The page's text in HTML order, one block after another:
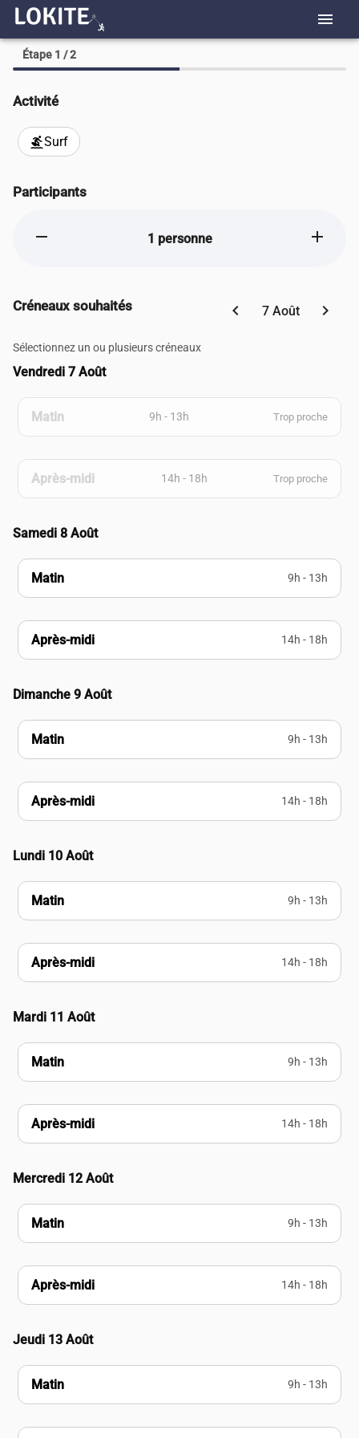
menu
Étape 1 / 2
Activité
surfingSurf
Participants
remove 1 personne add
Créneaux souhaités chevron_left 7 Août chevron_right
Sélectionnez un ou plusieurs créneaux
Vendredi 7 Août
Matin 9h - 13h Trop proche
Après-midi 14h - 18h Trop proche
Samedi 8 Août
Matin 9h - 13h
Après-midi 14h - 18h
Dimanche 9 Août
Matin 9h - 13h
Après-midi 14h - 18h
Lundi 10 Août
Matin 9h - 13h
Après-midi 14h - 18h
Mardi 11 Août
Matin 9h - 13h
Après-midi 14h - 18h
Mercredi 12 Août
Matin 9h - 13h
Après-midi 14h - 18h
Jeudi 13 Août
Matin 9h - 13h